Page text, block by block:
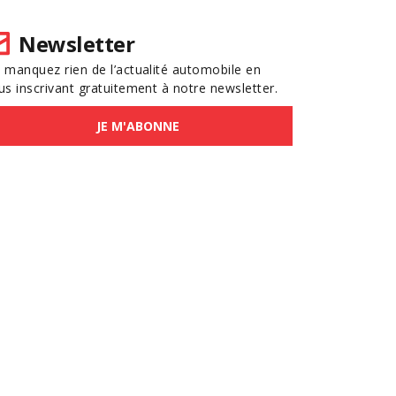
Newsletter
manquez rien de l’actualité automobile en
inscrivant gratuitement à notre newsletter.
JE M'ABONNE